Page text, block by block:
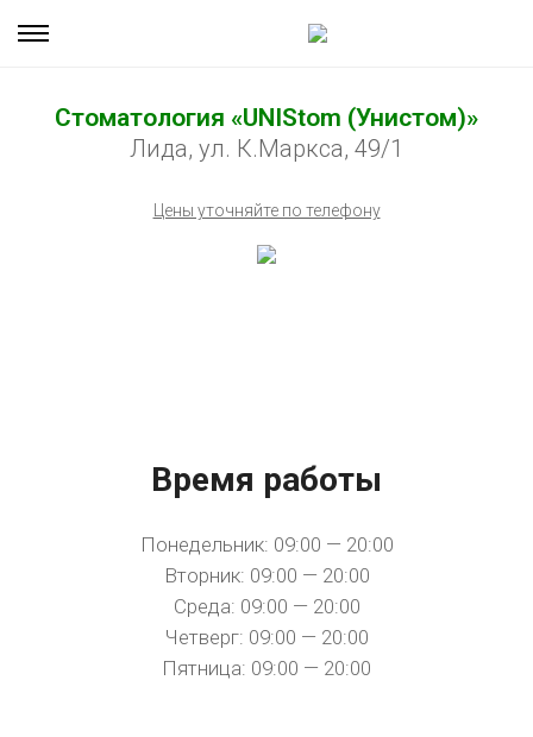
Стоматология «UNIStom (Унистом)»
Лида, ул. К.Маркса, 49/1
Цены уточняйте по телефону
Время работы
Понедельник: 09:00 — 20:00
Вторник: 09:00 — 20:00
Среда: 09:00 — 20:00
Четверг: 09:00 — 20:00
Пятница: 09:00 — 20:00